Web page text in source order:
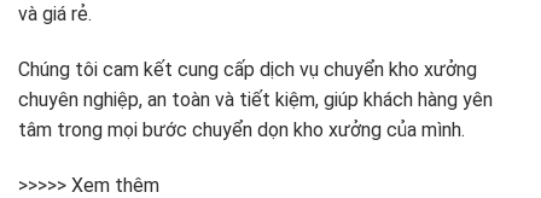
và giá rẻ.
Chúng tôi cam kết cung cấp dịch vụ chuyển kho xưởng
chuyên nghiệp, an toàn và tiết kiệm, giúp khách hàng yên
tâm trong mọi bước chuyển dọn kho xưởng của mình.
>>>>> Xem thêm